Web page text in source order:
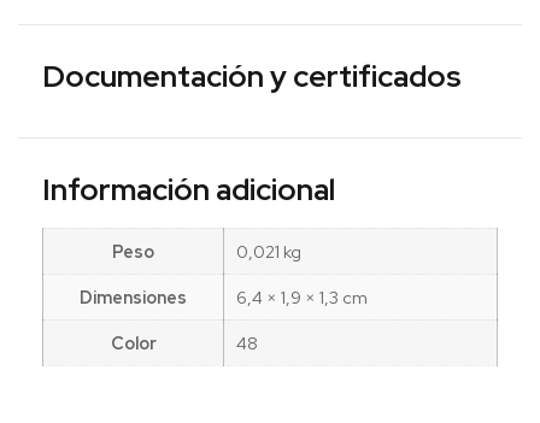
Documentación y certificados
Información adicional
Peso
0,021 kg
Dimensiones
6,4 × 1,9 × 1,3 cm
Color
48